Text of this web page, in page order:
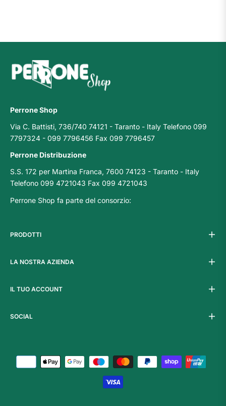
Perrone Shop
Via C. Battisti, 736/740 74121 - Taranto - Italy Telefono 099
7797324 - 099 7796456 Fax 099 7796457
Perrone Distribuzione
S.S. 172 per Martina Franca, 7600 74123 - Taranto - Italy
Telefono 099 4721043 Fax 099 4721043
Perrone Shop fa parte del consorzio:
PRODOTTI
LA NOSTRA AZIENDA
IL TUO ACCOUNT
SOCIAL